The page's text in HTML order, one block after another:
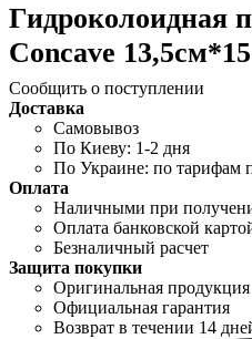
Гидроколоидная
Concave
Сообщить о поступлении
Доставка
Самовывоз
По Киеву: 1-2 дня
По Украине: по тарифам
Оплата
Наличными при
Оплата банковской
Безналичный расчет
Защита покупки
Оригинальная продукция
Официальная гарантия
Возврат в течении 14